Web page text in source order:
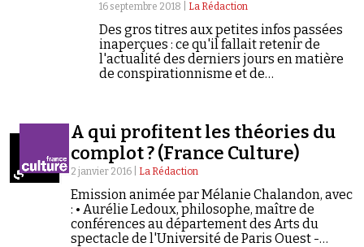
16 septembre 2018 | La Rédaction
Des gros titres aux petites infos passées
inaperçues : ce qu'il fallait retenir de
l'actualité des derniers jours en matière
de conspirationnisme et de
A qui profitent les théories du
complot ? (France Culture)
2 janvier 2016 | La Rédaction
Emission animée par Mélanie Chalandon, avec
: • Aurélie Ledoux, philosophe, maître de
conférences au département des Arts du
spectacle de l'Université de Paris Ouest -